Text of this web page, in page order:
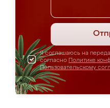
Я соглашаюсь на
согласно Политике
Пользовательскому